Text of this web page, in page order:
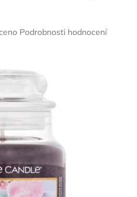
Podrobnosti hodnocení